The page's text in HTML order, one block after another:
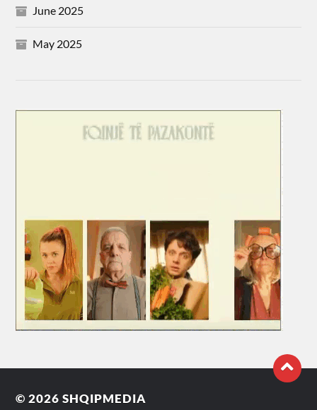
June 2025
May 2025
© 2026SHQIPMEDIA